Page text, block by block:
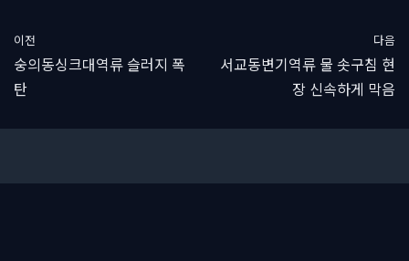
이전
숭의동싱크대역류 슬러지 폭
탄
다음
서교동변기역류 물 솟구침 현
장 신속하게 막음